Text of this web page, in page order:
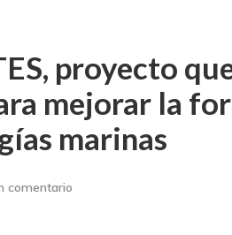
proyecto
mejorar la
marinas
comentario